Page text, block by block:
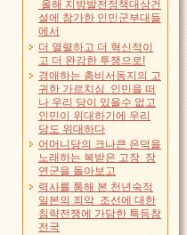
올해 지방발전정책대상건
설에 참가한 인민군부대들
에서
더 열렬하고 더 혁신적이
고 더 완강한 투쟁으로!
경애하는 총비서동지의 고
귀한 가르치심 인민을 떠
나 우리 당이 있을수 없고
인민이 위대하기에 우리
당도 위대하다
어머니당의 크나큰 은덕을
노래하는 복받은 고장 장
연군을 돌아보고
력사를 통해 본 천년숙적
일본의 죄악 조선에 대한
침략전쟁에 가담한 특등참
전국